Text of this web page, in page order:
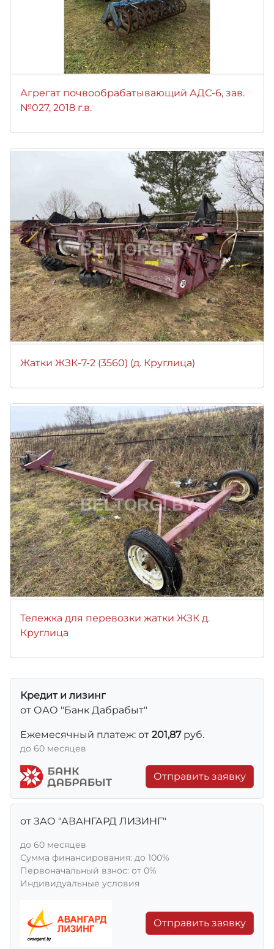
Агрегат почвообрабатывающий АДС-6, зав.
№027, 2018 г.в.
Жатки ЖЗК-7-2 (3560) (д. Круглица)
Тележка для перевозки жатки ЖЗК д.
Круглица
Кредит и лизинг
от ОАО "Банк Дабрабыт"
Ежемесячный платеж: от 201,87руб.
до 60 месяцев
Отправить заявку
от ЗАО "АВАНГАРД ЛИЗИНГ"
до 60 месяцев
Сумма финансирования: до 100%
Первоначальный взнос: от 0%
Индивидуальные условия
Отправить заявку